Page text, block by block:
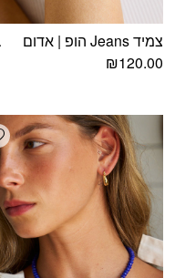
צמיד Jeans הופ | אדום
₪120.00